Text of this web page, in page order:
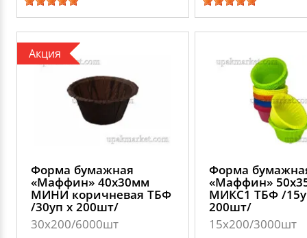
Акция
Форма бумажная
«Маффин» 40х30мм
МИНИ коричневая ТБФ
/30уп х 200шт/
30х200/6000шт
Форма
«Маффин»
МИКС1 ТБФ /
200шт/
15х200/3000шт